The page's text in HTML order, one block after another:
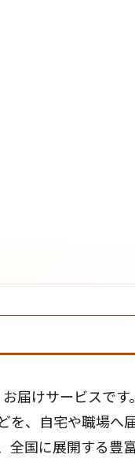
届けサービスです。
を、自宅や職場へ
全国に展開する豊